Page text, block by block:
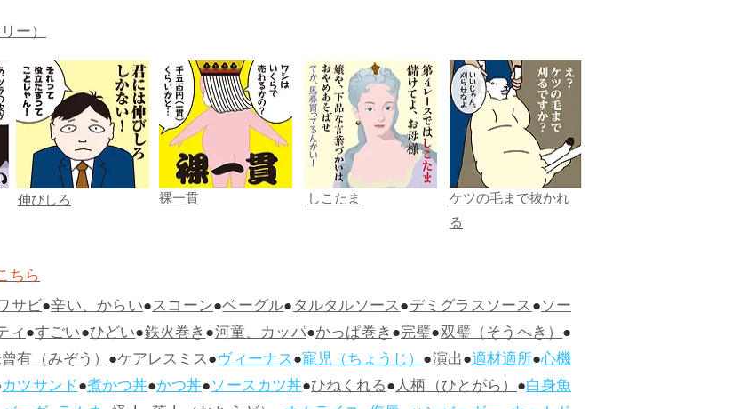
ー）
伸びしろ 裸一貫 しこたま
ケツの毛まで抜かれ
る
ちら
サビ●辛い、からい●スコーン●ベーグル●タルタルソース●デミグラスソース●ソー
ィ●すごい●ひどい●鉄火巻き●河童、カッパ●かっぱ巻き●完璧●双璧（そうへき）●
有（みぞう）●ケアレスミス●ヴィーナス●寵児（ちょうじ）●演出●適材適所●心機
カツサンド●煮かつ丼●かつ丼●ソースカツ丼●ひねくれる●人柄（ひとがら）●白身魚